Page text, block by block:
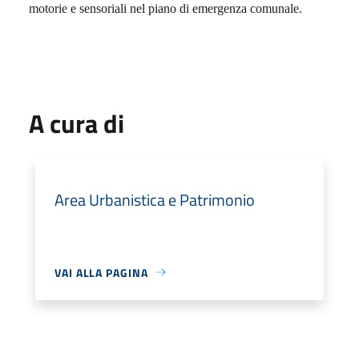
motorie e sensoriali nel piano di emergenza comunale.
A cura di
Area Urbanistica e Patrimonio
VAI ALLA PAGINA